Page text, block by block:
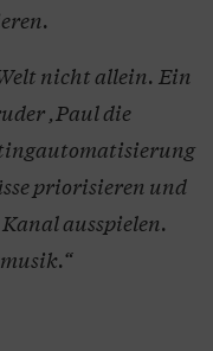
nicht allein. Ein
,Paul die
priorisieren und
ausspielen.